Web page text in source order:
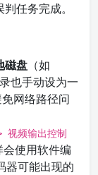
任务完成。
磁盘 （如
也手动设为一
网络路径问
频输出控制
会使用软件编
器可能出现的